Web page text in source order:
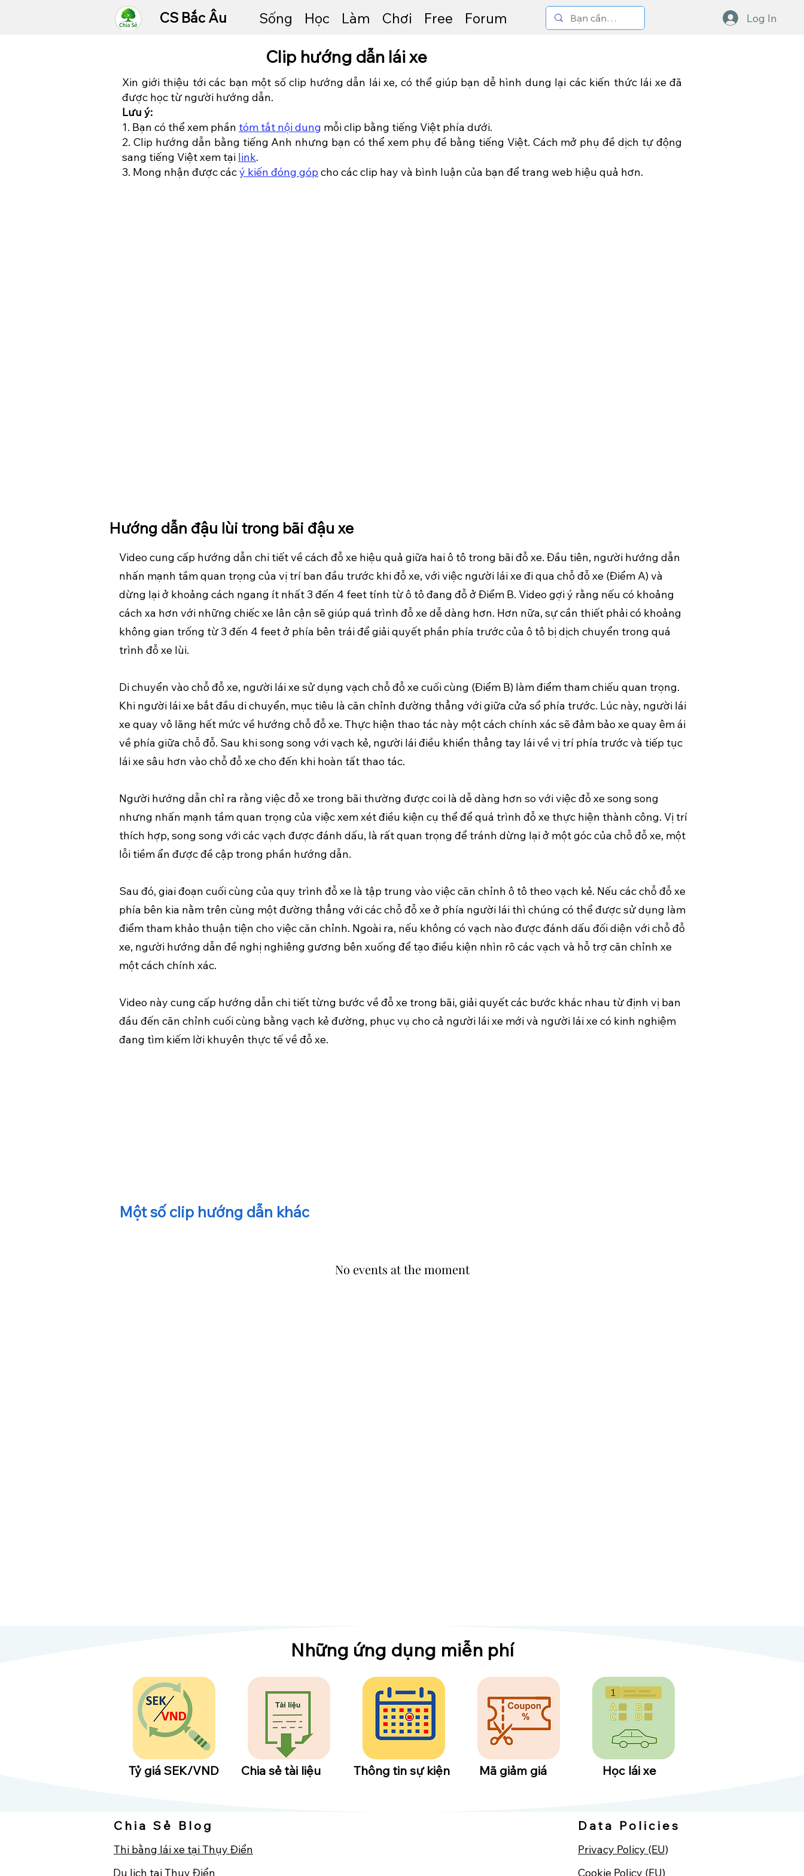
CS Bắc Âu Sống Học Làm Chơi Free Forum Log In
Clip hướng dẫn lái xe
Xin giới thiệu tới các bạn một số clip hướng dẫn lái xe, có thể giúp bạn dễ hình dung lại các kiến thức lái xe đã
được học từ người hướng dẫn.
Lưu ý:
1. Bạn có thể xem phần tóm tắt nội dung mỗi clip bằng tiếng Việt phía dưới.
2. Clip hướng dẫn bằng tiếng Anh nhưng bạn có thể xem phụ đề bằng tiếng Việt. Cách mở phụ đề dịch tự động
sang tiếng Việt xem tại link.
3. Mong nhận được cácý kiến đóng góp cho các clip hay và bình luận của bạn để trang web hiệu quả hơn.
Hướng dẫn đậu lùi trong bãi đậu xe
Video cung cấp hướng dẫn chi tiết về cách đỗ xe hiệu quả giữa hai ô tô trong bãi đỗ xe. Đầu tiên, người hướng dẫn
nhấn mạnh tầm quan trọng của vị trí ban đầu trước khi đỗ xe, với việc người lái xe đi qua chỗ đỗ xe (Điểm A) và
dừng lại ở khoảng cách ngang ít nhất 3 đến 4 feet tính từ ô tô đang đỗ ở Điểm B. Video gợi ý rằng nếu có khoảng
cách xa hơn với những chiếc xe lân cận sẽ giúp quá trình đỗ xe dễ dàng hơn. Hơn nữa, sự cần thiết phải có khoảng
không gian trống từ 3 đến 4 feet ở phía bên trái để giải quyết phần phía trước của ô tô bị dịch chuyển trong quá
trình đỗ xe lùi.
Di chuyển vào chỗ đỗ xe, người lái xe sử dụng vạch chỗ đỗ xe cuối cùng (Điểm B) làm điểm tham chiếu quan trọng.
Khi người lái xe bắt đầu di chuyển, mục tiêu là căn chỉnh đường thẳng với giữa cửa sổ phía trước. Lúc này, người lái
xe quay vô lăng hết mức về hướng chỗ đỗ xe. Thực hiện thao tác này một cách chính xác sẽ đảm bảo xe quay êm ái
về phía giữa chỗ đỗ. Sau khi song song với vạch kẻ, người lái điều khiển thẳng tay lái về vị trí phía trước và tiếp tục
lái xe sâu hơn vào chỗ đỗ xe cho đến khi hoàn tất thao tác.
Người hướng dẫn chỉ ra rằng việc đỗ xe trong bãi thường được coi là dễ dàng hơn so với việc đỗ xe song song
nhưng nhấn mạnh tầm quan trọng của việc xem xét điều kiện cụ thể để quá trình đỗ xe thực hiện thành công. Vị trí
thích hợp, song song với các vạch được đánh dấu, là rất quan trọng để tránh dừng lại ở một góc của chỗ đỗ xe, một
lỗi tiềm ẩn được đề cập trong phần hướng dẫn.
Sau đó, giai đoạn cuối cùng của quy trình đỗ xe là tập trung vào việc căn chỉnh ô tô theo vạch kẻ. Nếu các chỗ đỗ xe
phía bên kia nằm trên cùng một đường thẳng với các chỗ đỗ xe ở phía người lái thì chúng có thể được sử dụng làm
điểm tham khảo thuận tiện cho việc căn chỉnh. Ngoài ra, nếu không có vạch nào được đánh dấu đối diện với chỗ đỗ
xe, người hướng dẫn đề nghị nghiêng gương bên xuống để tạo điều kiện nhìn rõ các vạch và hỗ trợ căn chỉnh xe
một cách chính xác.
Video này cung cấp hướng dẫn chi tiết từng bước về đỗ xe trong bãi, giải quyết các bước khác nhau từ định vị ban
đầu đến căn chỉnh cuối cùng bằng vạch kẻ đường, phục vụ cho cả người lái xe mới và người lái xe có kinh nghiệm
đang tìm kiếm lời khuyên thực tế về đỗ xe.
Một số clip hướng dẫn khác
No events at the moment
​Những ứng dụng miễn phí
Tỷ giá SEK/VND ​Chia sẻ tài liệu Thông tin sự kiện ​Mã giảm giá Học lái xe
Chia Sẻ Blog Data Policies
Thi bằng lái xe tại Thụy Điển
Du lịch tại Thụy Điển
Privacy Policy (EU)
Cookie Policy (EU)